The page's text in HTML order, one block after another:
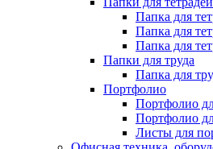
Папка для
Папка для
Папка для
Папки для труда
Папка для
Портфолио
Портфолио
Портфолио
Листы для